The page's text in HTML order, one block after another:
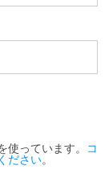
使っています。
コ
ださい。